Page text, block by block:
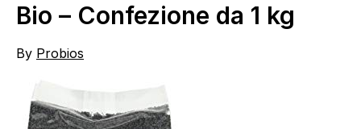
Bio – Confezione da 1 kg
By Probios